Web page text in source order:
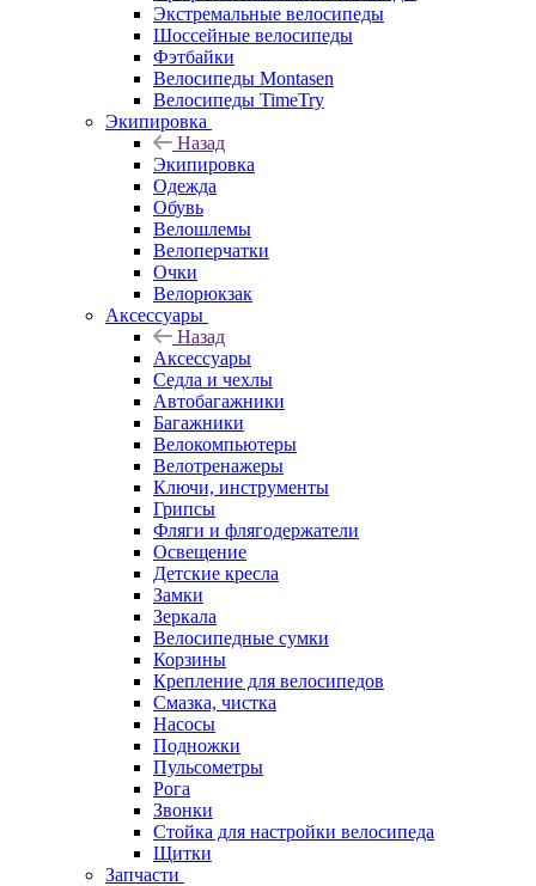
Экстремальные велосипеды
Шоссейные велосипеды
Фэтбайки
Велосипеды Montasen
Велосипеды TimeTry
Экипировка
Назад
Экипировка
Одежда
Обувь
Велошлемы
Велоперчатки
Очки
Велорюкзак
Аксессуары
Назад
Аксессуары
Седла и чехлы
Автобагажники
Багажники
Велокомпьютеры
Велотренажеры
Ключи, инструменты
Грипсы
Фляги и флягодержатели
Освещение
Детские кресла
Замки
Зеркала
Велосипедные сумки
Корзины
Крепление для велосипедов
Смазка, чистка
Насосы
Подножки
Пульсометры
Рога
Звонки
Стойка для настройки велосипеда
Щитки
Запчасти